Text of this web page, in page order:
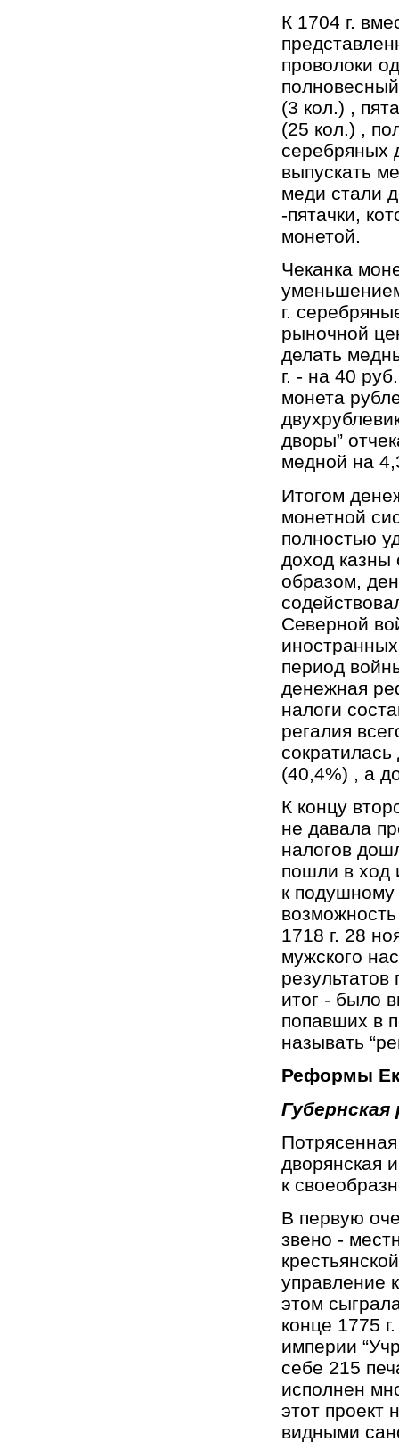
К 1704 г.
проволоки
(3 кол.) ,
(25 кол.) ,
серебряных
выпускать
меди стали
-пятачки,
монетой.
Чеканка
г.
рыночной
делать
г. - на 40
монета
дворы”
медной на
Итогом
монетной
полностью
доход казны
образом,
Северной
период
денежная
налоги
регалия
(40,4%) , а
К концу
не давала
налогов
пошли в ход
к
1718 г. 28
мужского
итог - было
попавших в
называть
Реформы
дворянская
к
В первую
звено -
управление
этом
конце 1775
империи
себе 215
исполнен
этот проект
видными